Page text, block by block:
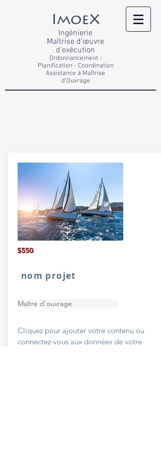
ImoeX
Ingénierie
Maîtrise d’œuvre
d'exécution
Ordonnancement -
Planification - Coordination
Assistance à Maîtrise
d'Ouvrage
$550
nom projet
Maître d'ouvrage
Cliquez pour ajouter votre contenu ou
connectez-vous aux données de votre